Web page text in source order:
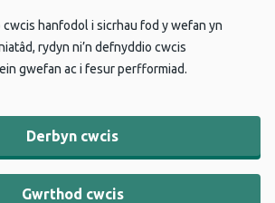
cwcis hanfodol i sicrhau fod y wefan yn
rydyn ni’n defnyddio cwcis
gwefan ac i fesur perfformiad.
Derbyn cwcis
Gwrthod cwcis